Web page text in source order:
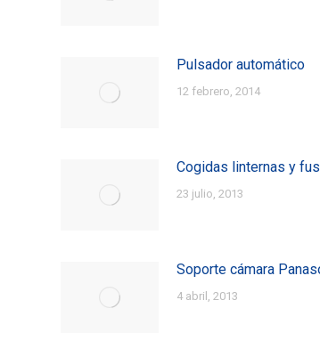
Pulsador automático
12 febrero, 2014
Cogidas linternas y
23 julio, 2013
Soporte cámara
4 abril, 2013